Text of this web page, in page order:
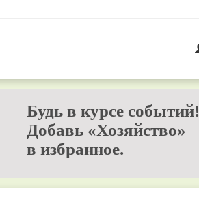
Будь в курсе событий!
Добавь «Хозяйство»
в избранное.